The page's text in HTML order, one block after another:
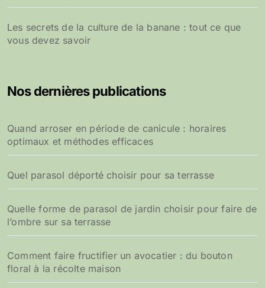
Les secrets de la culture de la banane : tout ce que
vous devez savoir
Nos dernières publications
Quand arroser en période de canicule : horaires
optimaux et méthodes efficaces
Quel parasol déporté choisir pour sa terrasse
Quelle forme de parasol de jardin choisir pour faire de
l’ombre sur sa terrasse
Comment faire fructifier un avocatier : du bouton
floral à la récolte maison